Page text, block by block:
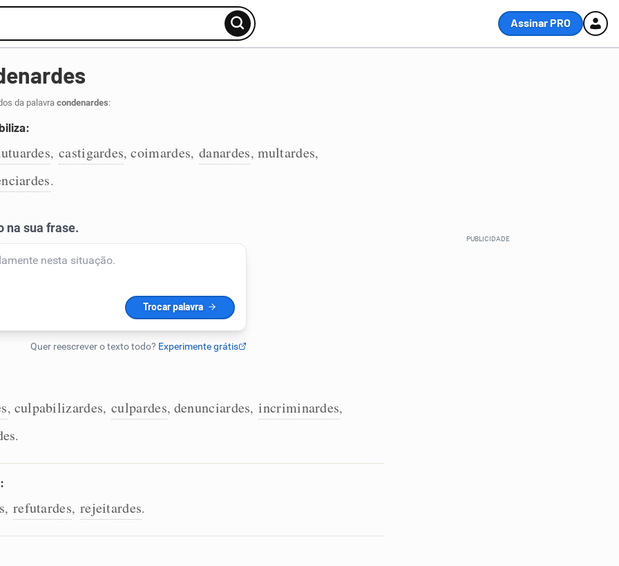
Assinar PRO
da palavra condenardes:
, castigardes,coimardes, danardes, multardes,
.
, culpabilizardes, culpardes, denunciardes, incriminardes,
.
, refutardes, rejeitardes.